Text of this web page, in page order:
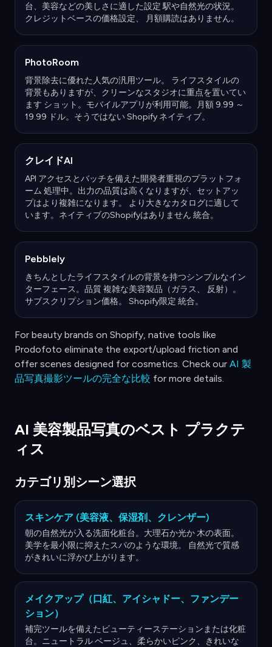
台、美容などの美しさに適した設定 駅や自然光の状況。
クレジットベースの価格設定、 月額購読はありません。
PhotoRoom
背景除去に優れた人気の汎用ツール。 ライフスタイルの
背景もありますが、クリーンなスタジオに重点を置いてい
ます ショット。モバイルアプリが利用可能。月額 9.99 ～
19.99 ドル。そうではない Shopify ネイティブ。
クレイドAI
API アクセスとバッチを備えた開発者重視のプラットフォ
ーム 処理中。出力の品質は高くなりますが、セットアッ
プはより複雑になります。 より大きなカタログに適して
います。ネイティブのShopifyはありません 統合。
Pebblely
きちんとしたライフスタイルの背景を持つシンプルなイン
ターフェース。品質 複雑な美容製品（ガラス、 反射）。
サブスクリプション価格。 Shopify限定 統合。
For beauty brands on Shopify, native tools like
Prodofoto eliminate the export/upload friction and
offer scenes designed for cosmetics. Check our AI 製
品写真撮影ツールの完全な比較 for more details.
AI 美容製品写真のベスト プラクテ
ィス
カテゴリ別シーン選択
スキンケア (美容液、保湿剤、クレンザー)
朝の自然光が入る洗面化粧台。大理石か光か 木の表面。
美学を最小限に抑えたスパのような環境。 自然光で質感
がきれいに浮かび上がります。
メイクアップ（口紅、アイシャドー、ファンデー
ション）
補完ツールを備えたビューティーステーションまたは化粧
台。ニュートラル ベージュ、柔らかいピンク、きれいな